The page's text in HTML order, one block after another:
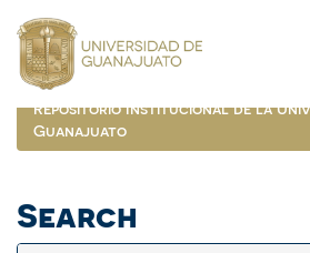
navigation
Repositorio Institucional de la
Guanajuato
Search